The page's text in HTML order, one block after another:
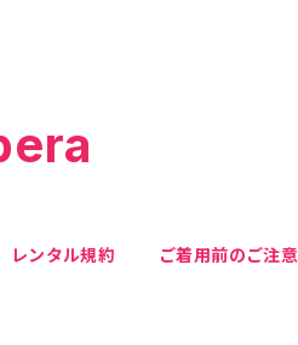
レンタル規約 ご着用前のご注意